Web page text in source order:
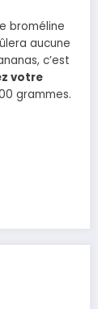
broméline
aucune
c’est
votre
grammes.